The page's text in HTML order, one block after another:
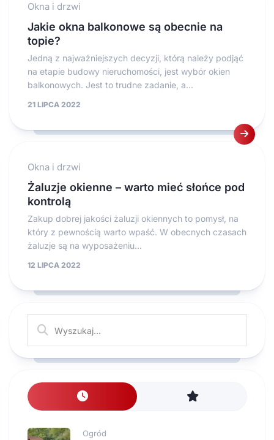
Okna i drzwi
Jakie okna balkonowe są obecnie na
topie?
Jedną z najważniejszych decyzji, którą należy podjąć
na etapie budowy nieruchomości, jest wybór okien
balkonowych. Jest to trudne zadanie, a...
21 LIPCA 2022
Okna i drzwi
Żaluzje okienne – warto mieć słońce pod
kontrolą
Zakup dobrej jakości żaluzji okiennych to pomysł, na
który z pewnością warto wpaść. W obecnych czasach
żaluzje są na wyposażeniu...
12 LIPCA 2022
Ogród